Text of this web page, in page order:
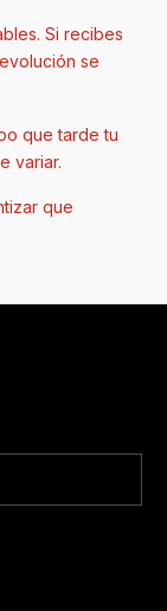
Si recibes
se
que tarde tu
variar.
que